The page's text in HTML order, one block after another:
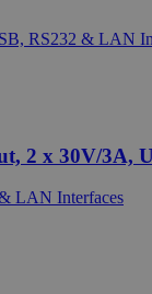
2 x 30V/3A,